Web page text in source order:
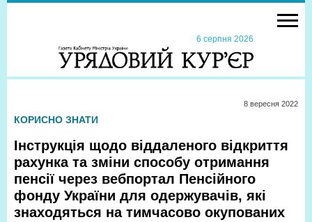
6 серпня 2026
8 вересня 2022
КОРИСНО ЗНАТИ
Інструкція щодо віддаленого відкриття
рахунка та зміни способу отримання
пенсії через вебпортал Пенсійного
фонду України для одержувачів, які
знаходяться на тимчасово окупованих